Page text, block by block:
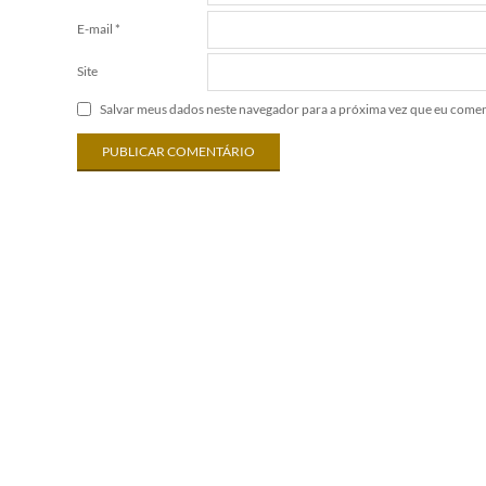
E-mail *
Site
Salvar meus dados neste navegador para a próxima vez que eu